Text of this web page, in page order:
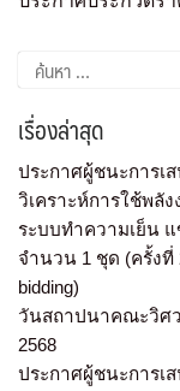
เรื่องล่าสุด
ประกาศผู้ชนะการเ
วิเคราะห์การใช้พลั
ระบบทำความเย็น
จำนวน 1 ชุด (ครั้งที่
bidding)
วันสถาปนาคณะวิศ
2568
ประกาศผู้ชนะการเ